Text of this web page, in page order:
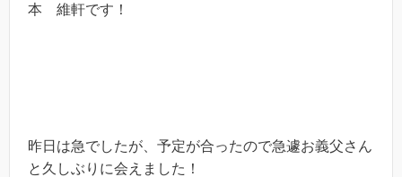
本 維軒です！
昨日は急でしたが、予定が合ったので急遽お義父さん
と久しぶりに会えました！